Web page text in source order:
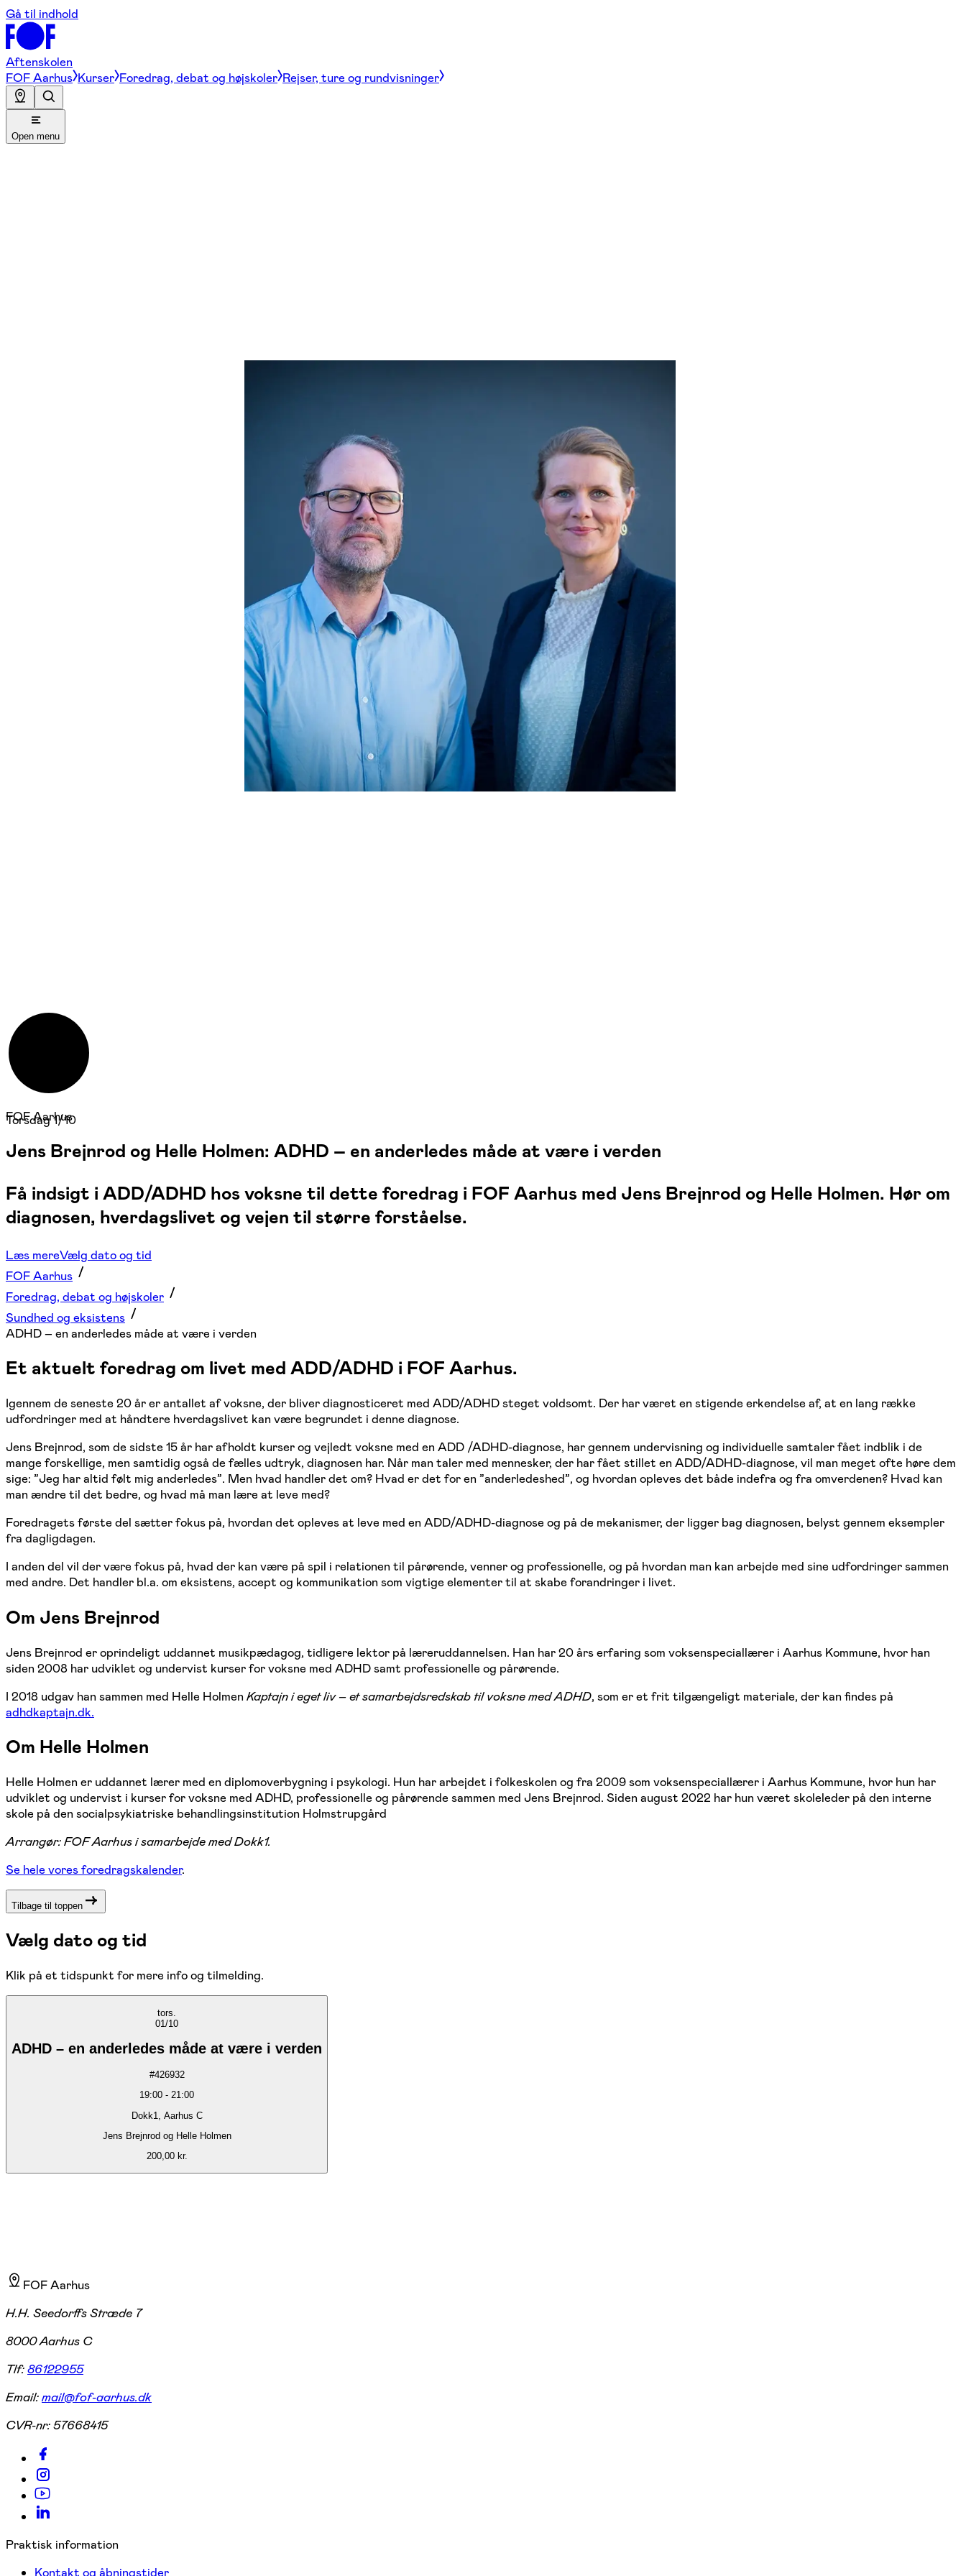
Gå til indhold
Aftenskolen
FOF Aarhus Kurser Foredrag, debat og højskoler Rejser, ture og rundvisninger
Open menu
Torsdag 1/10
FOF Aarhus
Jens Brejnrod og Helle Holmen: ADHD – en anderledes måde at være i verden
Få indsigt i ADD/ADHD hos voksne til dette foredrag i FOF Aarhus med Jens Brejnrod og Helle Holmen. Hør om
diagnosen, hverdagslivet og vejen til større forståelse.
Læs mereVælg dato og tid
FOF Aarhus
Foredrag, debat og højskoler
Sundhed og eksistens
ADHD – en anderledes måde at være i verden
Et aktuelt foredrag om livet med ADD/ADHD i FOF Aarhus.
Igennem de seneste 20 år er antallet af voksne, der bliver diagnosticeret med ADD/ADHD steget voldsomt. Der har været en stigende erkendelse af, at en lang række
udfordringer med at håndtere hverdagslivet kan være begrundet i denne diagnose.
Jens Brejnrod, som de sidste 15 år har afholdt kurser og vejledt voksne med en ADD /ADHD-diagnose, har gennem undervisning og individuelle samtaler fået indblik i de
mange forskellige, men samtidig også de fælles udtryk, diagnosen har. Når man taler med mennesker, der har fået stillet en ADD/ADHD-diagnose, vil man meget ofte høre dem
sige: ”Jeg har altid følt mig anderledes”. Men hvad handler det om? Hvad er det for en ”anderledeshed”, og hvordan opleves det både indefra og fra omverdenen? Hvad kan
man ændre til det bedre, og hvad må man lære at leve med?
Foredragets første del sætter fokus på, hvordan det opleves at leve med en ADD/ADHD-diagnose og på de mekanismer, der ligger bag diagnosen, belyst gennem eksempler
fra dagligdagen.
I anden del vil der være fokus på, hvad der kan være på spil i relationen til pårørende, venner og professionelle, og på hvordan man kan arbejde med sine udfordringer sammen
med andre. Det handler bl.a. om eksistens, accept og kommunikation som vigtige elementer til at skabe forandringer i livet.
Om Jens Brejnrod
Jens Brejnrod er oprindeligt uddannet musikpædagog, tidligere lektor på læreruddannelsen. Han har 20 års erfaring som voksenspeciallærer i Aarhus Kommune, hvor han
siden 2008 har udviklet og undervist kurser for voksne med ADHD samt professionelle og pårørende.
I 2018 udgav han sammen med Helle Holmen Kaptajn i eget liv – et samarbejdsredskab til voksne med ADHD, som er et frit tilgængeligt materiale, der kan findes på
adhdkaptajn.dk.
Om Helle Holmen
Helle Holmen er uddannet lærer med en diplomoverbygning i psykologi. Hun har arbejdet i folkeskolen og fra 2009 som voksenspeciallærer i Aarhus Kommune, hvor hun har
udviklet og undervist i kurser for voksne med ADHD, professionelle og pårørende sammen med Jens Brejnrod. Siden august 2022 har hun været skoleleder på den interne
skole på den socialpsykiatriske behandlingsinstitution Holmstrupgård
Arrangør: FOF Aarhus i samarbejde med Dokk1.
Se hele vores foredragskalender.
Tilbage til toppen
Vælg dato og tid
Klik på et tidspunkt for mere info og tilmelding.
tors.
01/10
ADHD – en anderledes måde at være i verden
#426932
19:00 - 21:00
Dokk1, Aarhus C
Jens Brejnrod og Helle Holmen
200,00 kr.
FOF Aarhus
H.H. Seedorffs Stræde 7
8000 Aarhus C
Tlf:86122955
Email:mail@fof-aarhus.dk
CVR-nr:57668415
Praktisk information
Kontakt og åbningstider